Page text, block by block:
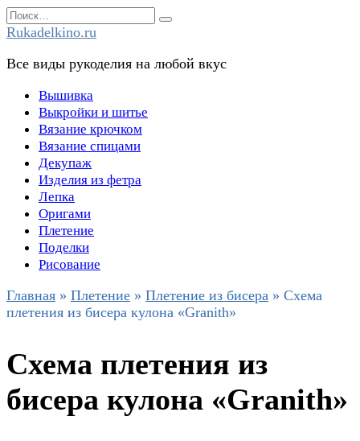
Перейти
к
Search
for:
Rukadelkino.ru
Все виды рукоделия на любой вкус
Вышивка
Выкройки и шитье
Вязание крючком
Вязание спицами
Декупаж
Изделия из фетра
Лепка
Оригами
Плетение
Поделки
Рисование
Главная » Плетение » Плетение из бисера » Схема
плетения из бисера кулона «Granith»
Схема плетения из
бисера кулона «Granith»